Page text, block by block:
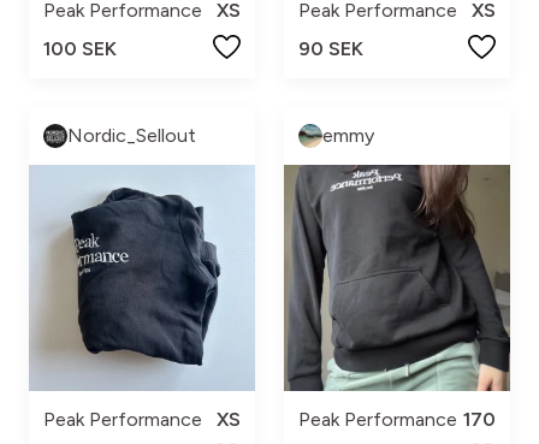
Peak Performance
XS
100 SEK
Peak Performance
XS
90 SEK
Nordic_Sellout
Peak Performance
XS
emmy
Peak Performance 170